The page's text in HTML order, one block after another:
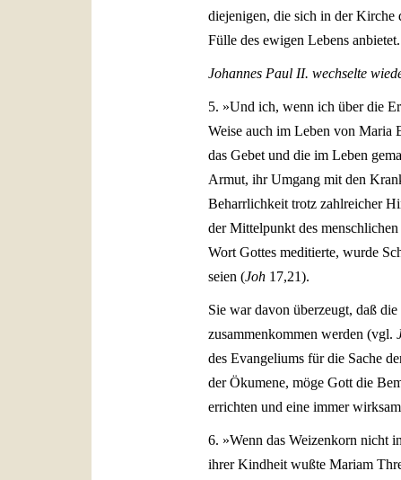
diejenigen, die sich in der Kirche
Fülle des ewigen Lebens anbietet.
Johannes Paul II. wechselte
5. »Und ich, wenn ich über die
Weise auch im Leben von Maria
das Gebet und die im Leben
Armut, ihr Umgang mit den
Beharrlichkeit trotz zahlreicher
der Mittelpunkt des
Wort Gottes meditierte, wurde
seien (Joh 17,21).
Sie war davon überzeugt, daß
zusammenkommen werden (vgl.
des Evangeliums für die Sache
der Ökumene, möge Gott die
errichten und eine immer
6. »Wenn das Weizenkorn nicht
ihrer Kindheit wußte Mariam